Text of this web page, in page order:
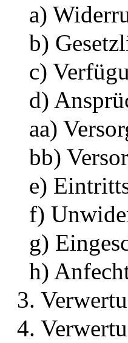
a)
b)
c)
d)
aa)
bb)
e)
f)
g)
h)
3.
4.